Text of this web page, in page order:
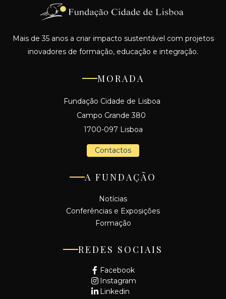
Mais de 35 anos a criar impacto sustentável com projetos
inovadores de formação, educação e integração.
MORADA
Fundação Cidade de Lisboa
Campo Grande 380
1700-097 Lisboa
Contactos
A FUNDAÇÃO
Notícias
Conferências e Exposições
Formação
REDES SOCIAIS
Facebook
Instagram
Linkedin